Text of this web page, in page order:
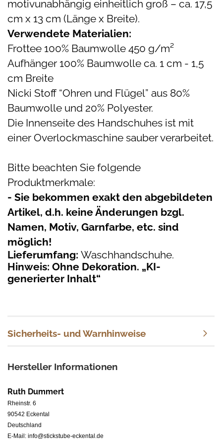
motivunabhängig einheitlich groß – ca. 17,5
cm x 13 cm (Länge x Breite).
Verwendete Materialien:
Frottee 100% Baumwolle 450 g/m²
Aufhänger 100% Baumwolle ca. 1 cm - 1,5
cm Breite
Nicki Stoff “Ohren und Flügel” aus 80%
Baumwolle und 20% Polyester.
Die Innenseite des Handschuhes ist mit
einer Overlockmaschine sauber verarbeitet.
Bitte beachten Sie folgende
Produktmerkmale:
- Sie bekommen exakt den abgebildeten
Artikel, d.h. keine Änderungen bzgl.
Namen, Motiv, Garnfarbe, etc. sind
möglich!
Lieferumfang: Waschhandschuhe.
Hinweis: Ohne Dekoration. „KI-
generierter Inhalt“
Sicherheits- und Warnhinweise
Hersteller Informationen
Ruth Dummert
Rheinstr. 6
90542 Eckental
Deutschland
E-Mail: info@stickstube-eckental.de